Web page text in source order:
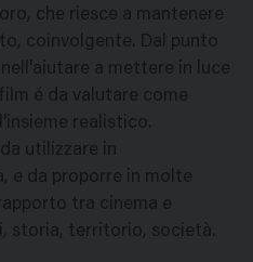
che riesce a mantenere
coinvolgente. Dal punto
a mettere in luce
é da valutare come
realistico.
utilizzare in
e da proporre in molte
tra cinema e
storia, territorio, società.